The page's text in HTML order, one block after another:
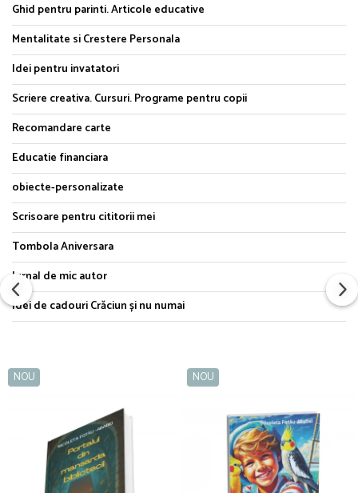
Ghid pentru parinti. Articole educative
Mentalitate si Crestere Personala
Idei pentru invatatori
Scriere creativa. Cursuri. Programe pentru copii
Recomandare carte
Educatie financiara
obiecte-personalizate
Scrisoare pentru cititorii mei
Tombola Aniversara
Jurnal de mic autor
Idei de cadouri Crăciun și nu numai
NOU NOU